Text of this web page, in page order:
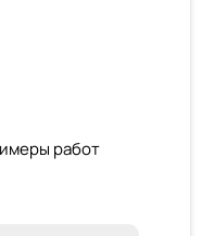
работ